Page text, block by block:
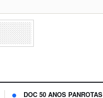
DOC 50 ANOS PANROTAS